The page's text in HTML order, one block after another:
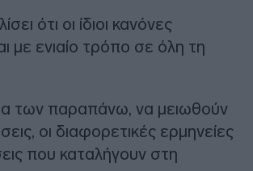
ότι οι ίδιοι κανόνες
με ενιαίο τρόπο σε όλη τη
των παραπάνω, να μειωθούν
οι διαφορετικές ερμηνείες
που καταλήγουν στη